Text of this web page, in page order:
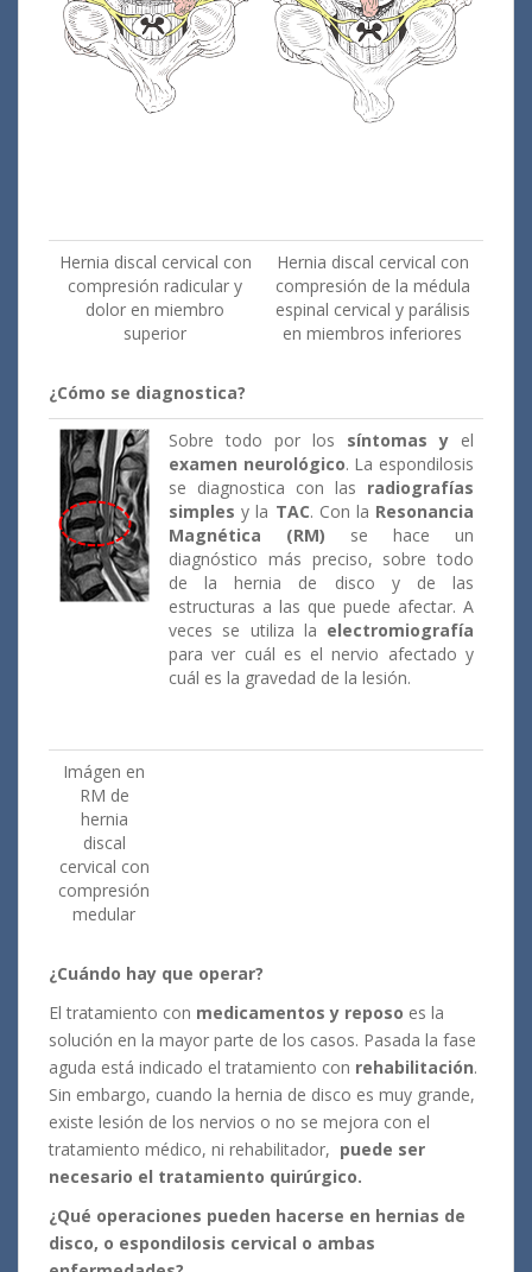
Hernia discal cervical con
compresión radicular y
dolor en miembro
superior
Hernia discal cervical con
compresión de la médula
espinal cervical y parálisis
en miembros inferiores
¿Cómo se diagnostica?
Sobre todo por los síntomas y el
examen neurológico. La espondilosis
se diagnostica con las radiografías
simples y la TAC. Con la Resonancia
Magnética (RM) se hace un
diagnóstico más preciso, sobre todo
de la hernia de disco y de las
estructuras a las que puede afectar. A
veces se utiliza la electromiografía
para ver cuál es el nervio afectado y
cuál es la gravedad de la lesión.
Imágen en
RM de
hernia
discal
cervical con
compresión
medular
¿Cuándo hay que operar?
El tratamiento con medicamentos y reposo es la
solución en la mayor parte de los casos. Pasada la fase
aguda está indicado el tratamiento con rehabilitación.
Sin embargo, cuando la hernia de disco es muy grande,
existe lesión de los nervios o no se mejora con el
tratamiento médico, ni rehabilitador, puede ser
necesario el tratamiento quirúrgico.
¿Qué operaciones pueden hacerse en hernias de
disco, o espondilosis cervical o ambas